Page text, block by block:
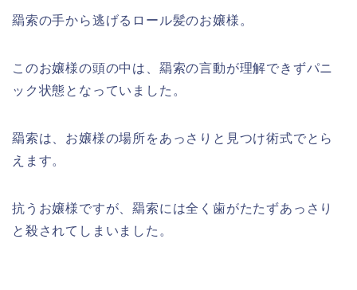
羂索の手から逃げるロール髪のお嬢様。
このお嬢様の頭の中は、羂索の言動が理解できずパニ
ック状態となっていました。
羂索は、お嬢様の場所をあっさりと見つけ術式でとら
えます。
抗うお嬢様ですが、羂索には全く歯がたたずあっさり
と殺されてしまいました。